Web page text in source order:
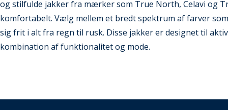
og stilfulde jakker fra mærker som True North, Celavi og
komfortabelt. Vælg mellem et bredt spektrum af farver
sig frit i alt fra regn til rusk. Disse jakker er designet til
kombination af funktionalitet og mode.